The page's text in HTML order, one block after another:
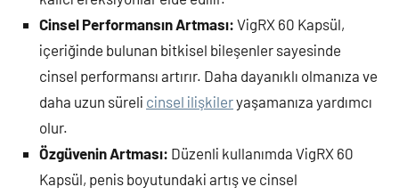
Cinsel Performansın Artması: VigRX 60 Kapsül,
içeriğinde bulunan bitkisel bileşenler sayesinde
cinsel performansı artırır. Daha dayanıklı olmanıza ve
daha uzun süreli cinsel ilişkileryaşamanıza yardımcı
olur.
Özgüvenin Artması: Düzenli kullanımda VigRX 60
Kapsül, penis boyutundaki artış ve cinsel